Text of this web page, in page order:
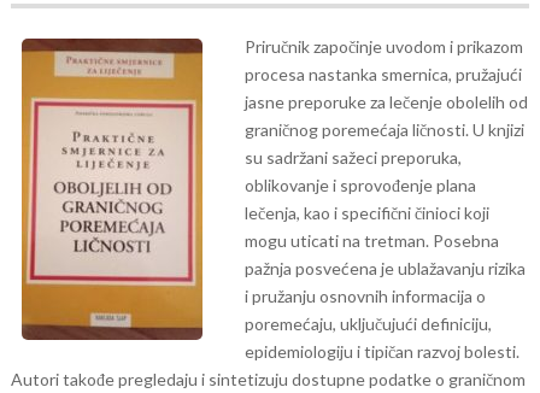
Priručnik započinje uvodom i prikazom
procesa nastanka smernica, pružajući
jasne preporuke za lečenje obolelih od
graničnog poremećaja ličnosti. U knjizi
su sadržani sažeci preporuka,
oblikovanje i sprovođenje plana
lečenja, kao i specifični činioci koji
mogu uticati na tretman. Posebna
pažnja posvećena je ublažavanju rizika
i pružanju osnovnih informacija o
poremećaju, uključujući definiciju,
epidemiologiju i tipičan razvoj bolesti.
Autori takođe pregledaju i sintetizuju dostupne podatke o graničnom